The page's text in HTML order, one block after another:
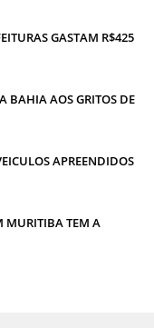
GASTAM R$425
BAHIA AOS GRITOS DE
APREENDIDOS
MURITIBA TEM A